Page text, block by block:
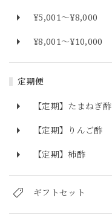
¥5,001〜¥8,000
¥8,001〜¥10,000
定期便
【定期】たまねぎ酢
【定期】りんご酢
【定期】柿酢
ギフトセット